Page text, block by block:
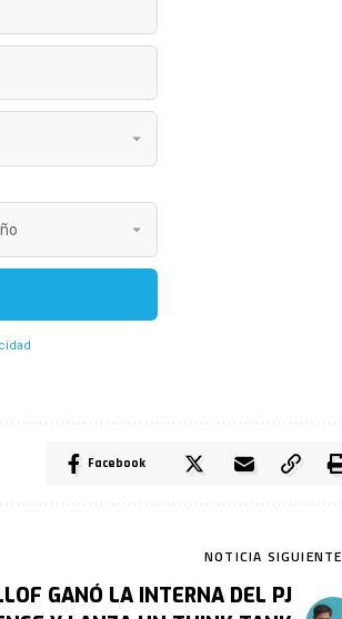
Facebook
NOTICIA SIGUIENTE
GANÓ LA INTERNA DEL PJ